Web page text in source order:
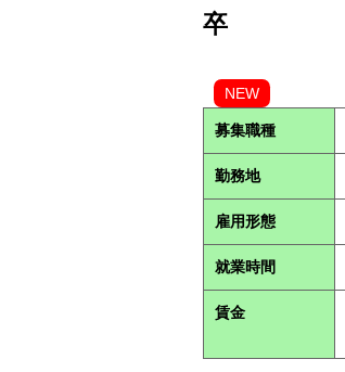
卒
NEW
募集職種
勤務地
雇用形態
就業時間
賃金